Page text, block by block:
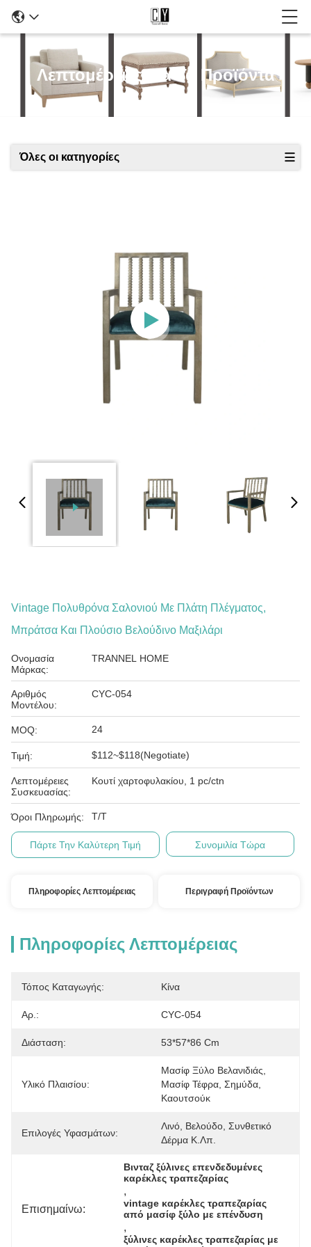
Λεπτομέρειες Για Τα Προϊόντα
Όλες οι κατηγορίες
Vintage Πολυθρόνα Σαλονιού Με Πλάτη Πλέγματος,
Μπράτσα Και Πλούσιο Βελούδινο Μαξιλάρι
Ονομασία
Μάρκας:
TRANNEL HOME
Αριθμός
Μοντέλου:
CYC-054
MOQ: 24
Τιμή: $112~$118(Negotiate)
Λεπτομέρειες
Συσκευασίας:
Κουτί χαρτοφυλακίου, 1 pc/ctn
Όροι Πληρωμής: T/T
Πάρτε Την Καλύτερη Τιμή Συνομιλία Τώρα
Πληροφορίες Λεπτομέρειας Περιγραφή Προϊόντων
Πληροφορίες Λεπτομέρειας
Τόπος Καταγωγής: Κίνα
Αρ.: CYC-054
Διάσταση: 53*57*86 Cm
Υλικό Πλαισίου:
Μασίφ Ξύλο Βελανιδιάς,
Μασίφ Τέφρα, Σημύδα,
Καουτσούκ
Επιλογές Υφασμάτων:
Λινό, Βελούδο, Συνθετικό
Δέρμα Κ.λπ.
Επισημαίνω:
Βινταζ ξύλινες επενδεδυμένες
καρέκλες τραπεζαρίας
,
vintage καρέκλες τραπεζαρίας
από μασίφ ξύλο με επένδυση
,
ξύλινες καρέκλες τραπεζαρίας με